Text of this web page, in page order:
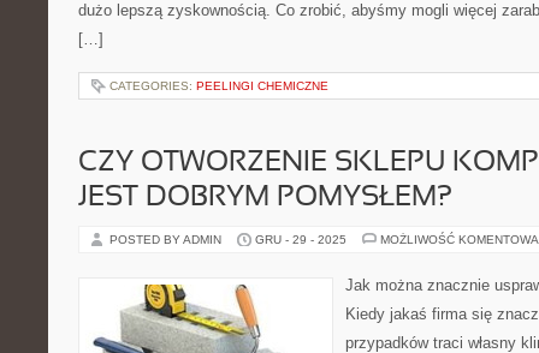
dużo lepszą zyskownością. Co zrobić, abyśmy mogli więcej
[…]
CATEGORIES: PEELINGI CHEMICZNE
CZY OTWORZENIE SKLEPU
JEST DOBRYM POMYSŁEM?
POSTED BY ADMIN GRU - 29 - 2025 MOŻLIWOŚĆ
Jak można znacznie
Kiedy jakaś firma się
przypadków traci własny